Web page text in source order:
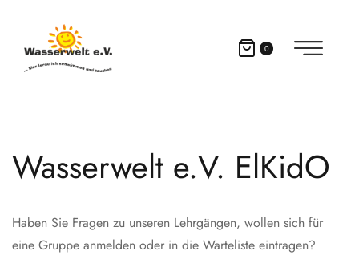
0
Wasserwelt e.V. ElKidO
Haben Sie Fragen zu unseren Lehrgängen, wollen sich für
eine Gruppe anmelden oder in die Warteliste eintragen?